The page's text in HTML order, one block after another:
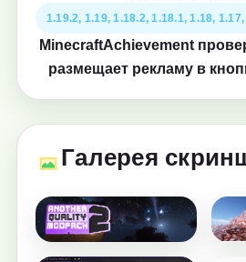
1.19.2, 1.19, 1.18.2, 1.18.1, 1.18,
MinecraftAchievement
размещает рекламу в
Галерея